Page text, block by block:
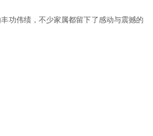
功伟绩，不少家属都留下了感动与震撼的